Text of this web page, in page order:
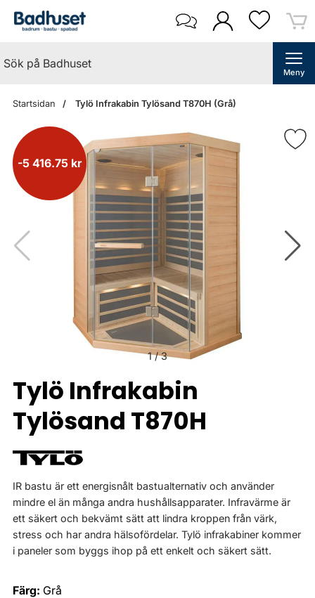
Meny
Startsidan Tylö Infrakabin Tylösand T870H (Grå)
-5 416.75 kr
1/3
Tylö Infrakabin
Tylösand T870H
IR bastu är ett energisnålt bastualternativ och använder
mindre el än många andra hushållsapparater. Infravärme är
ett säkert och bekvämt sätt att lindra kroppen från värk,
stress och har andra hälsofördelar. Tylö infrakabiner kommer
i paneler som byggs ihop på ett enkelt och säkert sätt.
Färg: Grå